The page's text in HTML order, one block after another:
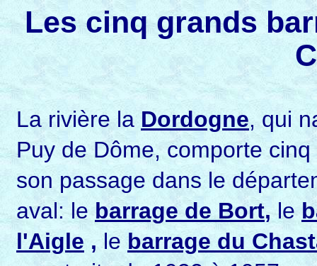
Les cinq grands
La rivière la Dordogne, qui
Puy de Dôme, comporte
son passage dans le
aval: le barrage de Bort, le
l'Aigle , le barrage du